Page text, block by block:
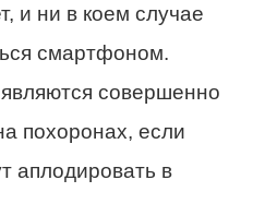
и ни в коем случае
смартфоном.
совершенно
похоронах, если
аплодировать в